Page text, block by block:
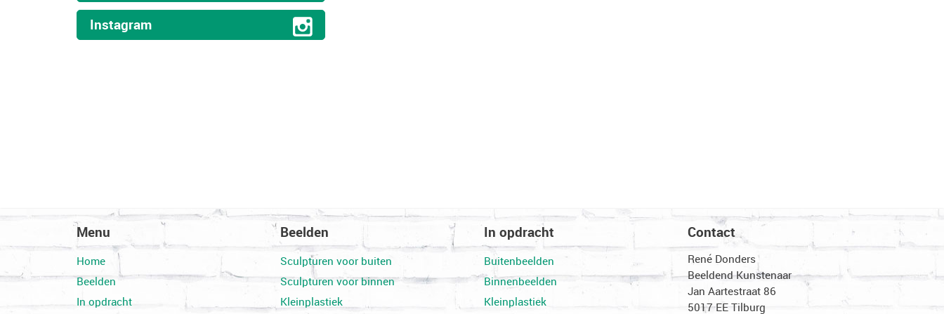
Instagram
h
Menu
Home
Beelden
In opdracht
Beelden
Sculpturen voor buiten
Sculpturen voor binnen
Kleinplastiek
In opdracht
Buitenbeelden
Binnenbeelden
Kleinplastiek
Contact
René Donders
Beeldend Kunstenaar
Jan Aartestraat 86
5017 EE Tilburg